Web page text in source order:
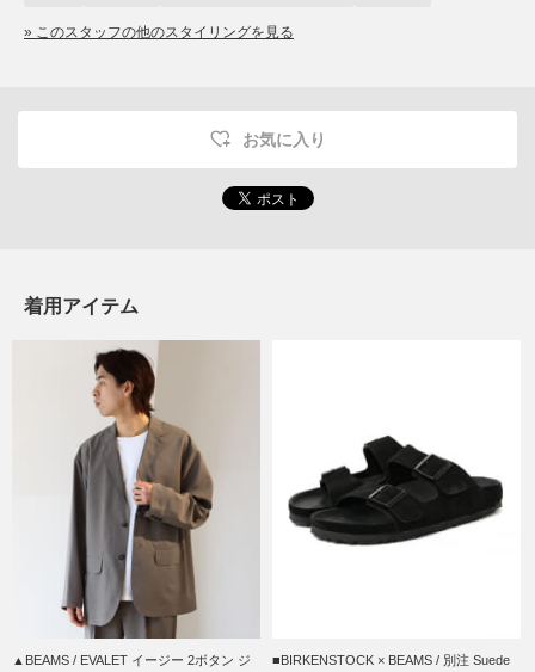
» このスタッフの他のスタイリングを見る
お気に入り
着用アイテム
▲BEAMS / EVALET イージー 2ボタン ジ
■BIRKENSTOCK × BEAMS / 別注 Suede